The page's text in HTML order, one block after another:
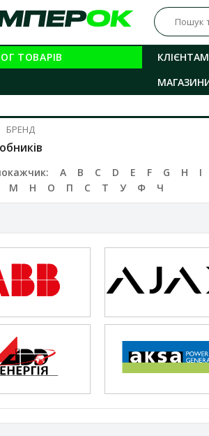
ТОВАРІВ
КЛІЄНТАМ
БРЕНД
A B C D E F G H
I
М Н О П С Т У Ф Ч